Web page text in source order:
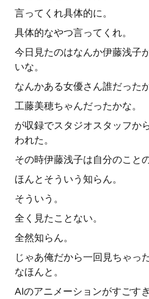
言ってくれ具体的に。
具体的なやつ言ってくれ。
今日見たのはなんか伊藤浅子
いな。
なんかある女優さん誰だったか
工藤美穂ちゃんだったかな。
が収録でスタジオスタッフか
われた。
その時伊藤浅子は自分のこと
ほんとそういう知らん。
そういう。
全く見たことない。
全然知らん。
じゃあ俺だから一回見ちゃっ
なほんと。
AIのアニメーションがすごすぎ